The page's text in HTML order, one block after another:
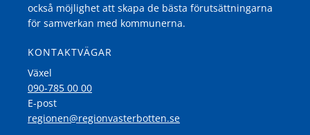
också möjlighet att skapa de bästa förutsättningarna
för samverkan med kommunerna.
KONTAKTVÄGAR
Växel
090-785 00 00
E-post
regionen@regionvasterbotten.se